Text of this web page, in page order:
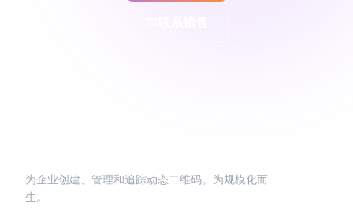
为企业创建、管理和追踪动态二维码。为规模化而
生。